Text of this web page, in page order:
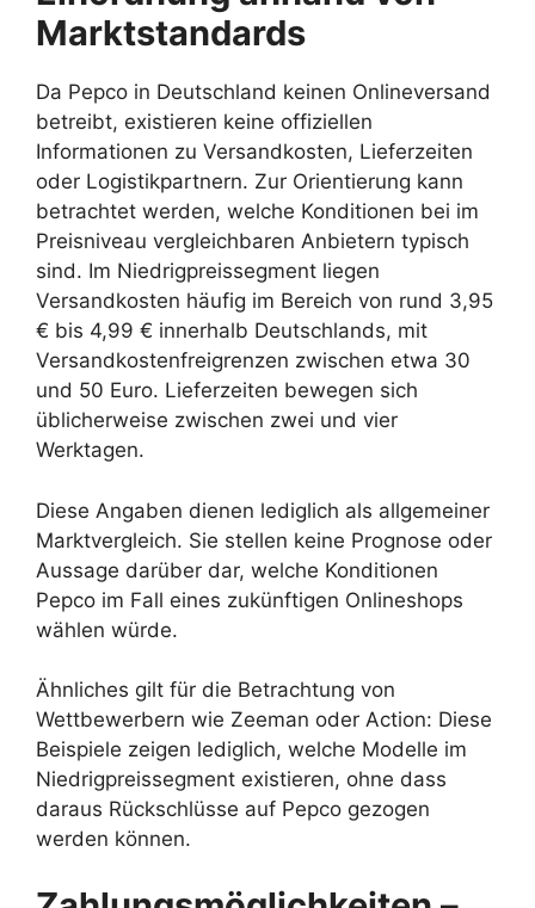
Marktstandards
Da Pepco in Deutschland keinen Onlineversand
betreibt, existieren keine offiziellen
Informationen zu Versandkosten, Lieferzeiten
oder Logistikpartnern. Zur Orientierung kann
betrachtet werden, welche Konditionen bei im
Preisniveau vergleichbaren Anbietern typisch
sind. Im Niedrigpreissegment liegen
Versandkosten häufig im Bereich von rund 3,95
€ bis 4,99 € innerhalb Deutschlands, mit
Versandkostenfreigrenzen zwischen etwa 30
und 50 Euro. Lieferzeiten bewegen sich
üblicherweise zwischen zwei und vier
Werktagen.
Diese Angaben dienen lediglich als allgemeiner
Marktvergleich. Sie stellen keine Prognose oder
Aussage darüber dar, welche Konditionen
Pepco im Fall eines zukünftigen Onlineshops
wählen würde.
Ähnliches gilt für die Betrachtung von
Wettbewerbern wie Zeeman oder Action: Diese
Beispiele zeigen lediglich, welche Modelle im
Niedrigpreissegment existieren, ohne dass
daraus Rückschlüsse auf Pepco gezogen
werden können.